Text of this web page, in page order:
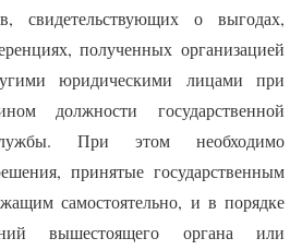
свидетельствующих о выгодах,
полученных организацией
юридическими лицами при
должности государственной
При этом необходимо
принятые государственным
самостоятельно, и в порядке
вышестоящего органа или